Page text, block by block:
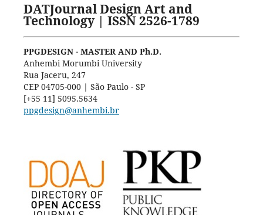
DATJournal Design Art and
Technology | ISSN 2526-1789
PPGDESIGN - MASTER AND Ph.D.
Anhembi Morumbi University
Rua Jaceru, 247
CEP 04705-000 | São Paulo - SP
[+55 11] 5095.5634
ppgdesign@anhembi.br